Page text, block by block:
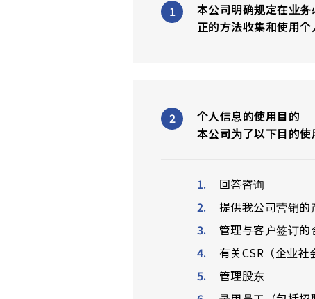
本公司明确规定在业
正的方法收集和使用个
个人信息的使用目的
本公司为了以下目的使
回答咨询
提供我公司营销
管理与客户签订的
有关CSR（企业
管理股东